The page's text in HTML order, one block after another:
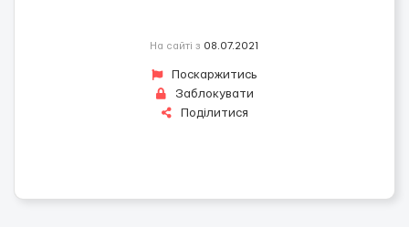
На сайті з 08.07.2021
Поскаржитись
Заблокувати
Поділитися